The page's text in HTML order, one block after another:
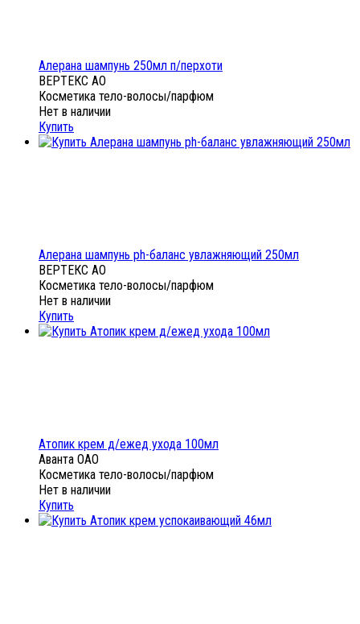
Алерана шампунь 250мл п/перхоти
ВЕРТЕКС АО
Косметика тело-волосы/парфюм
Нет в наличии
Купить
Алерана шампунь ph-баланс увлажняющий 250мл
ВЕРТЕКС АО
Косметика тело-волосы/парфюм
Нет в наличии
Купить
Атопик крем д/ежед ухода 100мл
Аванта ОАО
Косметика тело-волосы/парфюм
Нет в наличии
Купить